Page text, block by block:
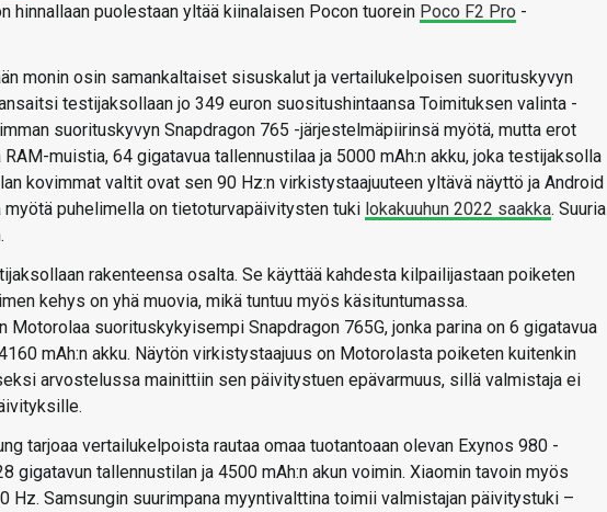
hinnallaan puolestaan yltää kiinalaisen Pocon tuorein Poco F2 Pro -
monin osin samankaltaiset sisuskalut ja vertailukelpoisen suorituskyvyn
testijaksollaan jo 349 euron suositushintaansa Toimituksen valinta -
suorituskyvyn Snapdragon 765 -järjestelmäpiirinsä myötä, mutta erot
muistia, 64 gigatavua tallennustilaa ja 5000 mAh:n akku, joka testijaksolla
kovimmat valtit ovat sen 90 Hz:n virkistystaajuuteen yltävä näyttö ja Android
puhelimella on tietoturvapäivitysten tuki lokakuuhun 2022 saakka. Suuria
rakenteensa osalta. Se käyttää kahdesta kilpailijastaan poiketen
kehys on yhä muovia, mikä tuntuu myös käsituntumassa.
suorituskykyisempi Snapdragon 765G, jonka parina on 6 gigatavua
mAh:n akku. Näytön virkistystaajuus on Motorolasta poiketen kuitenkin
arvostelussa mainittiin sen päivitystuen epävarmuus, sillä valmistaja ei
tarjoaa vertailukelpoista rautaa omaa tuotantoaan olevan Exynos 980 -
gigatavun tallennustilan ja 4500 mAh:n akun voimin. Xiaomin tavoin myös
Hz. Samsungin suurimpana myyntivalttina toimii valmistajan päivitystuki –